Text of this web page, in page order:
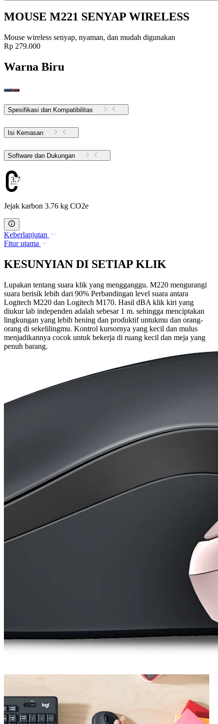
MOUSE M221 SENYAP WIRELESS
Mouse wireless senyap, nyaman, dan mudah digunakan
Rp 279.000
Warna Biru
Spesifikasi dan Kompatibilitas
Isi Kemasan
Software dan Dukungan
3.76
Jejak karbon 3.76 kg CO2e
Keberlanjutan
Fitur utama
KESUNYIAN DI SETIAP KLIK
Lupakan tentang suara klik yang mengganggu. M220 mengurangi
suara berisik lebih dari 90% Perbandingan level suara antara
Logitech M220 dan Logitech M170. Hasil dBA klik kiri yang
diukur lab independen adalah sebesar 1 m. sehingga menciptakan
lingkungan yang lebih hening dan produktif untukmu dan orang-
orang di sekelilingmu. Kontrol kursornya yang kecil dan mulus
menjadikannya cocok untuk bekerja di ruang kecil dan meja yang
penuh barang.